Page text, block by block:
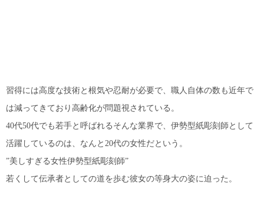
習得には高度な技術と根気や忍耐が必要で、職人自体の数も近年で
は減ってきており高齢化が問題視されている。
40代50代でも若手と呼ばれるそんな業界で、伊勢型紙彫刻師として
活躍しているのは、なんと20代の女性だという。
”美しすぎる女性伊勢型紙彫刻師”
若くして伝承者としての道を歩む彼女の等身大の姿に迫った。